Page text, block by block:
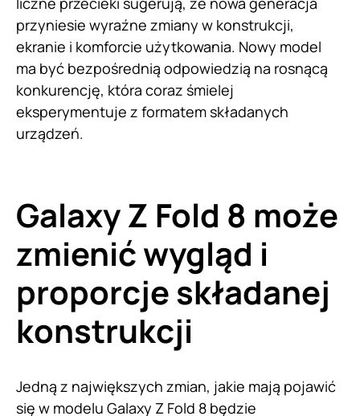
przyniesie wyraźne zmiany w konstrukcji,
ekranie i komforcie użytkowania. Nowy model
ma być bezpośrednią odpowiedzią na rosnącą
konkurencję, która coraz śmielej
eksperymentuje z formatem składanych
urządzeń.
Galaxy Z Fold 8 może
zmienić wygląd i
proporcje składanej
konstrukcji
Jedną z największych zmian, jakie mają pojawić
się w modelu Galaxy Z Fold 8 będzie